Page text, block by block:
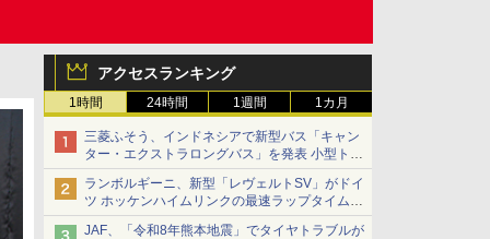
アクセスランキング
1時間 24時間 1週間 1カ月
三菱ふそう、インドネシアで新型バス「キャン
ター・エクストラロングバス」を発表 小型トラ
ックベースの観光・旅客輸送向けバス
ランボルギーニ、新型「レヴェルトSV」がドイ
ツ ホッケンハイムリンクの最速ラップタイムを
記録
JAF、「令和8年熊本地震」でタイヤトラブルが